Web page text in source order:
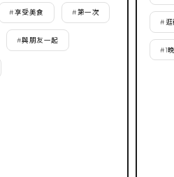
#享受美食 #第一次
#與朋友一起
#逛
#1